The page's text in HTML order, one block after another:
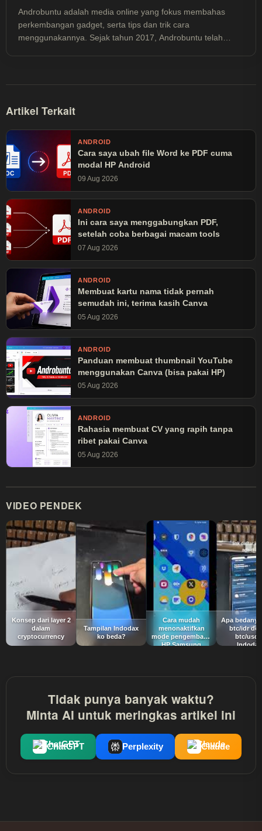
Androbuntu adalah media online yang fokus membahas
perkembangan gadget, serta tips dan trik cara
menggunakannya. Sejak tahun 2017, Androbuntu telah
Artikel Terkait
ANDROID
Cara saya ubah file Word ke PDF cuma
modal HP Android
09 Aug 2026
ANDROID
Ini cara saya menggabungkan PDF,
setelah coba berbagai macam tools
07 Aug 2026
ANDROID
Membuat kartu nama tidak pernah
semudah ini, terima kasih Canva
05 Aug 2026
ANDROID
Panduan membuat thumbnail YouTube
menggunakan Canva (bisa pakai HP)
05 Aug 2026
ANDROID
Rahasia membuat CV yang rapih tanpa
ribet pakai Canva
05 Aug 2026
VIDEO PENDEK
Konsep dari layer 2
dalam
cryptocurrency
Tampilan Indodax
ko beda?
Cara mudah
menonaktifkan
mode pengembang
HP Samsung
Apa
btc/idr
btc/usdt
Tidak punya banyak waktu?
Minta AI untuk meringkas artikel ini
ChatGPT Perplexity Claude